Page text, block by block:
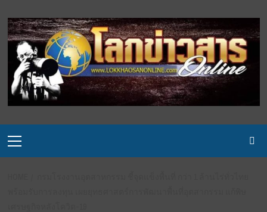
to
content
Menu